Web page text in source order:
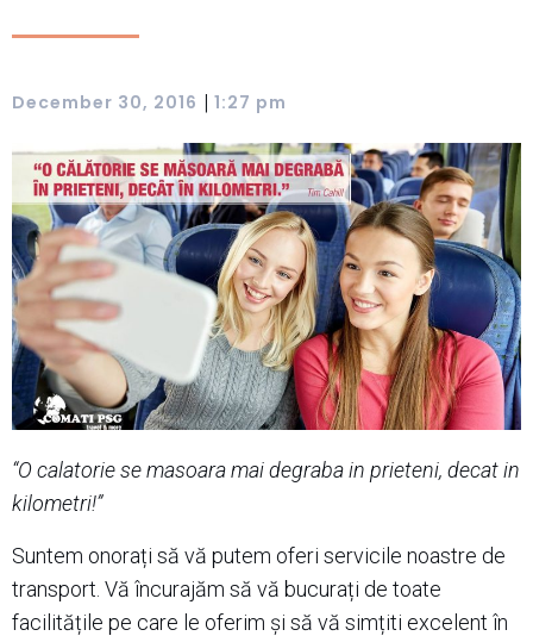
December 30, 2016 | 1:27 pm
“O calatorie se masoara mai degraba in prieteni, decat in
kilometri!”
Suntem onorați să vă putem oferi servicile noastre de
transport. Vă încurajăm să vă bucurați de toate
facilitățile pe care le oferim și să vă simțiti excelent în